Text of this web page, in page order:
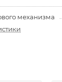
механизма